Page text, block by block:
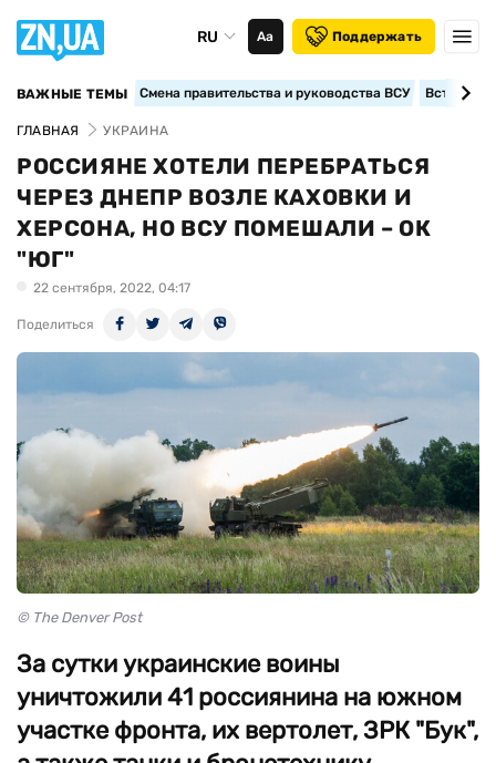
RU Аа Поддержать
ВАЖНЫЕ ТЕМЫ Смена правительства и руководства ВСУ
ГЛАВНАЯ УКРАИНА
РОССИЯНЕ ХОТЕЛИ ПЕРЕБРАТЬСЯ
ЧЕРЕЗ ДНЕПР ВОЗЛЕ КАХОВКИ И
ХЕРСОНА, НО ВСУ ПОМЕШАЛИ – ОК
"ЮГ"
22 сентября, 2022, 04:17
Поделиться
© The Denver Post
За сутки украинские воины
уничтожили 41 россиянина на южном
участке фронта, их вертолет, ЗРК "Бук",